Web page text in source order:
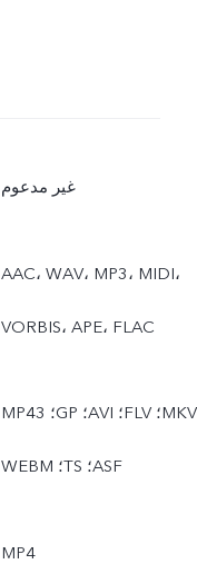
غير مدعوم
AAC، ‏WAV، ‏MP3، ‏MIDI،
‏VORBIS، ‏APE، ‏FLAC
MP4؛ ‏3GP؛ ‏AVI؛ ‏FLV؛ ‏MKV؛
‏WEBM؛ ‏TS؛ ‏ASF
MP4